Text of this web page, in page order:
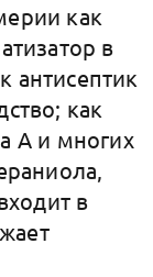
как
в
как
А и многих
в